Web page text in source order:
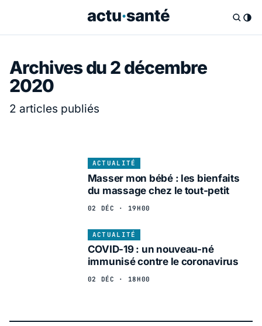
Archives du 2 décembre
2020
2 articles publiés
ACTUALITÉ
Masser mon bébé : les bienfaits
du massage chez le tout-petit
02 DÉC · 19H00
ACTUALITÉ
COVID-19 : un nouveau-né
immunisé contre le coronavirus
02 DÉC · 18H00